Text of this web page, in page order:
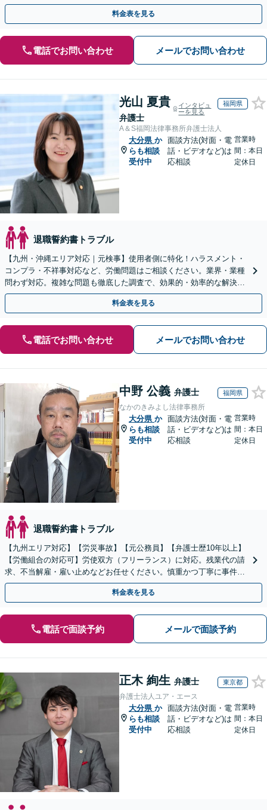
側から御社の労働問題解決に尽力します。
料金表を見る
電話でお問い合わせ メールでお問い合わせ
光山 夏貴
弁護士
インタビュ
ーを見る
福岡県
A＆S福岡法律事務所弁護士法人
大分県 か
らも相談
受付中
面談方法(対面・電
話・ビデオなど)は
応相談
営業時
間：本日
定休日
退職誓約書トラブル
【九州・沖縄エリア対応｜元検事】使用者側に特化！ハラスメント・
コンプラ・不祥事対応など、労働問題はご相談ください。業界・業種
問わず対応。複雑な問題も徹底した調査で、効果的・効率的な解決を
目指します。セカンドオピニオン可【休日・夜間相談可】
料金表を見る
電話でお問い合わせ メールでお問い合わせ
中野 公義 弁護士 福岡県
なかのきみよし法律事務所
大分県 か
らも相談
受付中
面談方法(対面・電
話・ビデオなど)は
応相談
営業時
間：本日
定休日
退職誓約書トラブル
【九州エリア対応】【労災事故】【元公務員】【弁護士歴10年以上】
【労働組合の対応可】労使双方（フリーランス）に対応。残業代の請
求、不当解雇・雇い止めなどお任せください。慎重かつ丁寧に事件解
決へと進めます。
料金表を見る
電話で面談予約 メールで面談予約
正木 絢生 弁護士 東京都
弁護士法人ユア・エース
大分県 か
らも相談
受付中
面談方法(対面・電
話・ビデオなど)は
応相談
営業時
間：本日
定休日